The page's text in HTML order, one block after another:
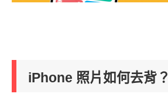
iPhone 照片如何去背？